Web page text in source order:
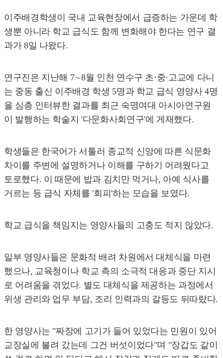
이주배경학생이 국내 교육현장에서 급증하는 가운데 학
생뿐 아니라 학교 급식도 함께 변화해야 한다는 연구 결
과가 8일 나왔다.
연구진은 지난해 7∼8월 인천 연수구 초·중·고교에 다니
는 중동 출신 이주배경 학생 5명과 학교 급식 영양사 4명
을 심층 인터뷰한 결과를 최근 숙명여대 아시아연구원
이 발행하는 학술지 '다문화사회연구'에 게재했다.
학생들은 한국어가 서툴러 종교적 신앙에 따른 식문화
차이를 주변에 설명하거나 이해를 구하기 어려웠다고
토로했다. 이 때문에 밥과 김치만 먹거나, 아예 식사를
거르는 등 급식 자체를 '회피'하는 모습을 보였다.
학교 급식을 책임지는 영양사들의 고충도 적지 않았다.
일부 영양사들은 문화적 배려 차원에서 대체식을 마련
했으나, 교육청이나 학교 측의 소극적 대응과 중단 지시
로 어려움을 겪었다. 별도 대체식을 제공하는 과정에서
위생 관리와 업무 부담, 조리 인력과의 갈등도 뒤따랐다.
한 영양사는 "짜장에 고기가 들어 있었다는 민원이 있어
교장실에 불려 갔는데 그건 버섯이었다"며 "장갑도 같이